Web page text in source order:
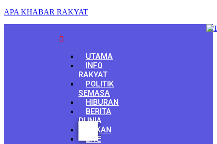
APA KHABAR RAKYAT
Menu
UTAMA
INFO
RAKYAT
POLITIK
SEMASA
HIBURAN
BERITA
DUNIA
SUKAN
LIVE
Facebook
Youtube